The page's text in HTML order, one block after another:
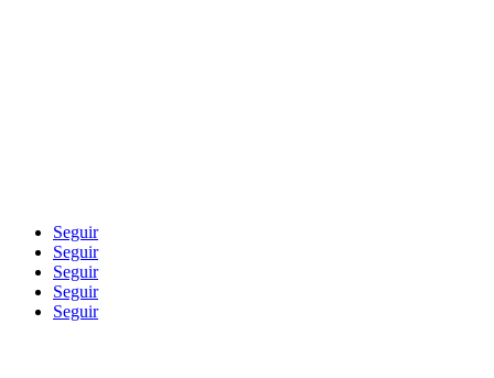
Seguir
Seguir
Seguir
Seguir
Seguir